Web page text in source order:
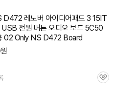
D472 레노버 아이디어패드 3 15IT
전원 버튼 오디오 보드 5C50
02 Only NS D472 Board
원
관